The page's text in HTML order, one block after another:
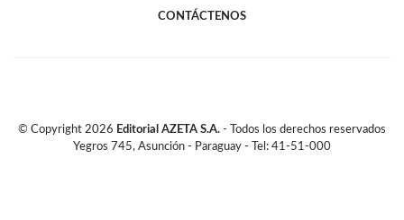
CONTÁCTENOS
© Copyright 2026 Editorial AZETA S.A. - Todos los derechos reservados
Yegros 745, Asunción - Paraguay - Tel: 41-51-000